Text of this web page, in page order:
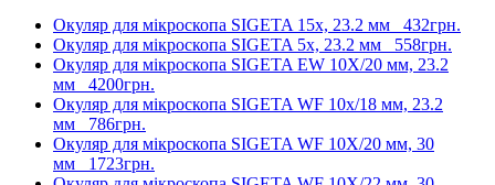
Окуляр для мікроскопа SIGETA 15x, 23.2 мм 432грн.
Окуляр для мікроскопа SIGETA 5x, 23.2 мм 558грн.
Окуляр для мікроскопа SIGETA EW 10X/20 мм, 23.2
мм 4200грн.
Окуляр для мікроскопа SIGETA WF 10x/18 мм, 23.2
мм 786грн.
Окуляр для мікроскопа SIGETA WF 10X/20 мм, 30
мм 1723грн.